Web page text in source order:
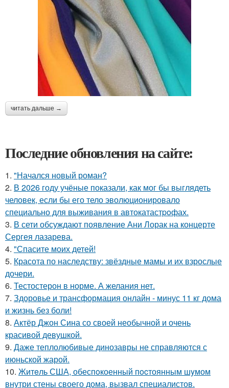
читать дальше →
Последние обновления на сайте:
1. "Начался новый роман?
2. В 2026 году учёные показали, как мог бы выглядеть
человек, если бы его тело эволюционировало
специально для выживания в автокатастpoфах.
3. В сети обсуждают появление Ани Лорак на концерте
Сергея лазарева.
4. "Спасите моих детей!
5. Красота по наследству: звёздные мамы и их взрослые
дочери.
6. Тестостерон в норме. А желания нет.
7. Здоровье и трансформация онлайн - минус 11 кг дома
и жизнь без боли!
8. Актёр Джон Сина со своей необычной и очень
красивой девушкой.
9. Даже теплолюбивые динозавры не справляются с
июньской жарой.
10. Житeль США, обеспoкоенный пocтоянным шyмом
внутри стены своего дома, вызвал специалистов.